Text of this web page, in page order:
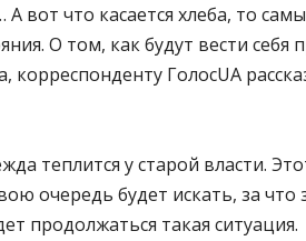
что касается хлеба, то
О том, как будут вести себя
ГолосUA
теплится у старой власти.
очередь будет искать, за что
продолжаться такая ситуация.